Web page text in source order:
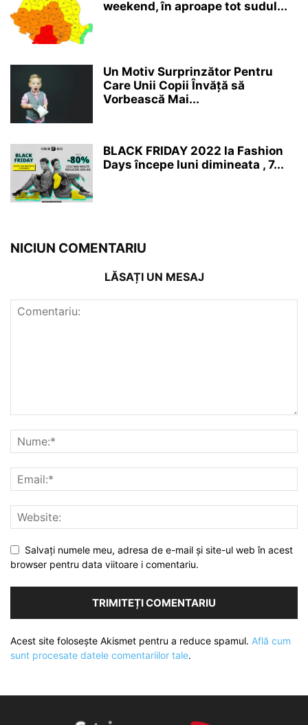
weekend, în aproape tot sudul...
Un Motiv Surprinzător Pentru
Care Unii Copii Învăță să
Vorbească Mai...
BLACK FRIDAY 2022 la Fashion
Days începe luni dimineata , 7...
NICIUN COMENTARIU
LĂSAȚI UN MESAJ
Salvați numele meu, adresa de e-mail și site-ul web în acest
browser pentru data viitoare i comentariu.
Acest site folosește Akismet pentru a reduce spamul. Află cum
sunt procesate datele comentariilor tale.